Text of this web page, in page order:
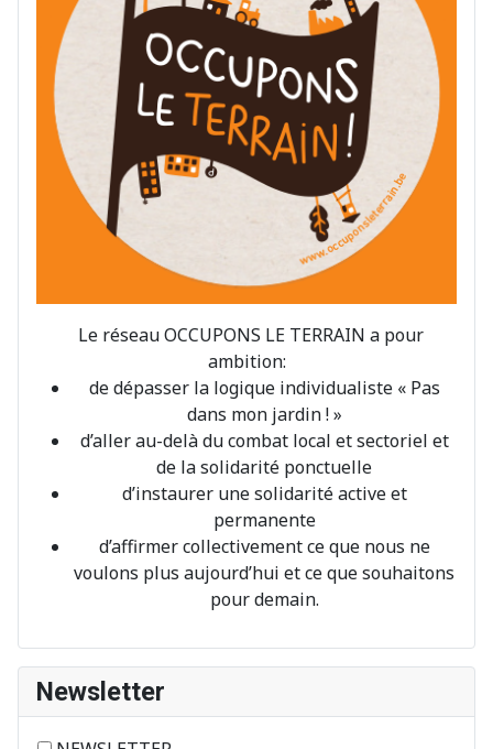
Le réseau OCCUPONS LE TERRAIN a pour
ambition:
de dépasser la logique individualiste « Pas
dans mon jardin ! »
d’aller au-delà du combat local et sectoriel et
de la solidarité ponctuelle
d’instaurer une solidarité active et
permanente
d’affirmer collectivement ce que nous ne
voulons plus aujourd’hui et ce que souhaitons
pour demain.
Newsletter